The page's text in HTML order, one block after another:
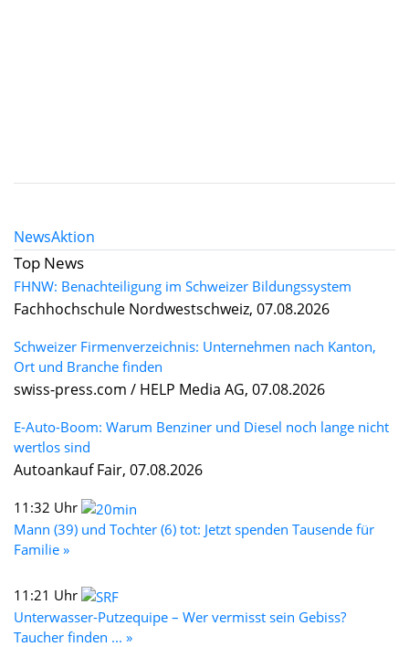
NewsAktion
Top News
FHNW: Benachteiligung im Schweizer Bildungssystem
Fachhochschule Nordwestschweiz, 07.08.2026
Schweizer Firmenverzeichnis: Unternehmen nach Kanton,
Ort und Branche finden
swiss-press.com / HELP Media AG, 07.08.2026
E-Auto-Boom: Warum Benziner und Diesel noch lange nicht
wertlos sind
Autoankauf Fair, 07.08.2026
11:32 Uhr
Mann (39) und Tochter (6) tot: Jetzt spenden Tausende für
Familie »
11:21 Uhr
Unterwasser-Putzequipe – Wer vermisst sein Gebiss?
Taucher finden ... »